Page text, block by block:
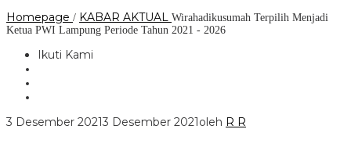
Homepage / KABAR AKTUAL Wirahadikusumah Terpilih Menjadi
Ketua PWI Lampung Periode Tahun 2021 - 2026
Ikuti Kami
3 Desember 20213 Desember 2021oleh R R